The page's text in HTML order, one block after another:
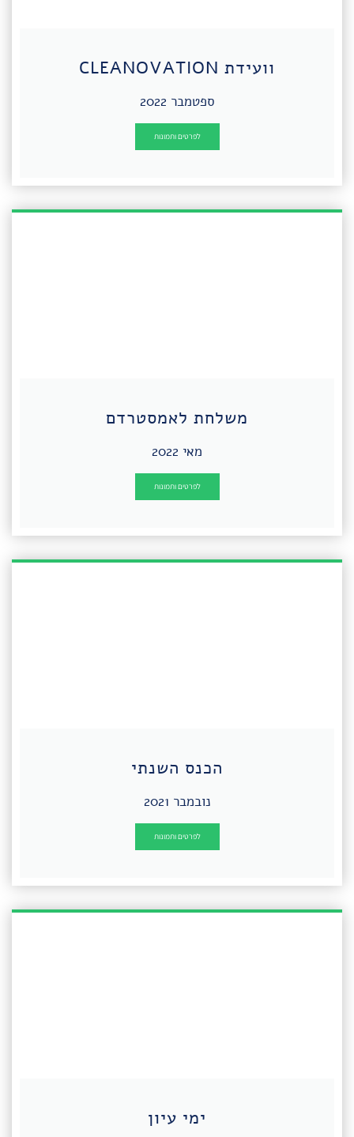
וועידת CLEANOVATION
ספטמבר 2022
לפרטים ותמונות
משלחת לאמסטרדם
מאי 2022
לפרטים ותמונות
הכנס השנתי
נובמבר 2021
לפרטים ותמונות
ימי עיון